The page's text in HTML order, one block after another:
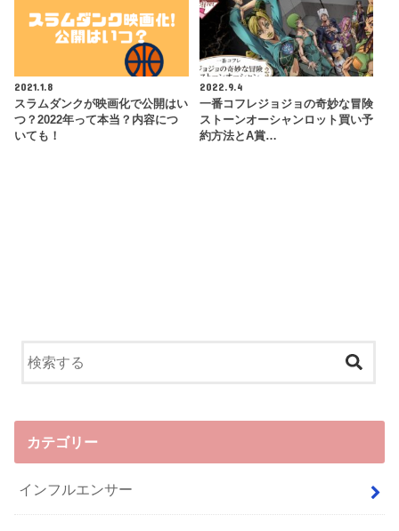
2021.1.8
スラムダンクが映画化で公開はい
つ？2022年って本当？内容につ
いても！
2022.9.4
一番コフレジョジョの奇妙な冒険
ストーンオーシャンロット買い予
約方法とA賞…
カテゴリー
インフルエンサー